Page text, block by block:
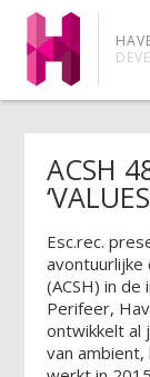
ACSH
Esc.rec.
avontuurlijke
(ACSH) in
Perifeer,
ontwikkelt al
van